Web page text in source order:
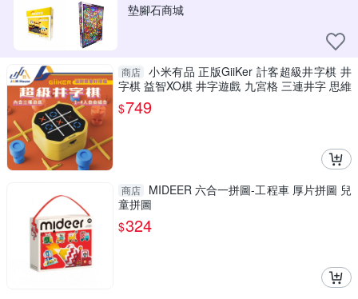
墊腳石商城
商店 小米有品 正版GiiKer 計客超級井字棋 井
字棋 益智XO棋 井字遊戲 九宮格 三連井字 思維
鍛鍊 桌遊
$749
商店
MIDEER 六合一拼圖-工程車 厚片拼圖 兒
童拼圖
$324